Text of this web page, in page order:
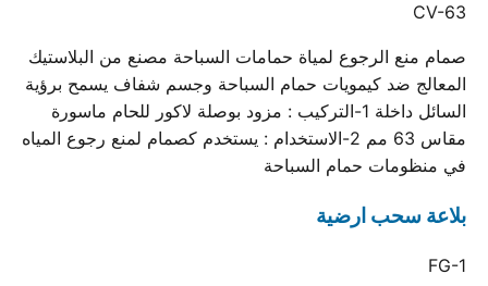
CV-63
صمام منع الرجوع لمياة حمامات السباحة مصنع من البلاستيك
المعالج ضد كيمويات حمام السباحة وجسم شفاف يسمح برؤية
السائل داخلة 1-التركيب : مزود بوصلة لاكور للحام ماسورة
مقاس 63 مم 2-الاستخدام : يستخدم كصمام لمنع رجوع المياه
في منظومات حمام السباحة
بلاعة سحب ارضية
FG-1